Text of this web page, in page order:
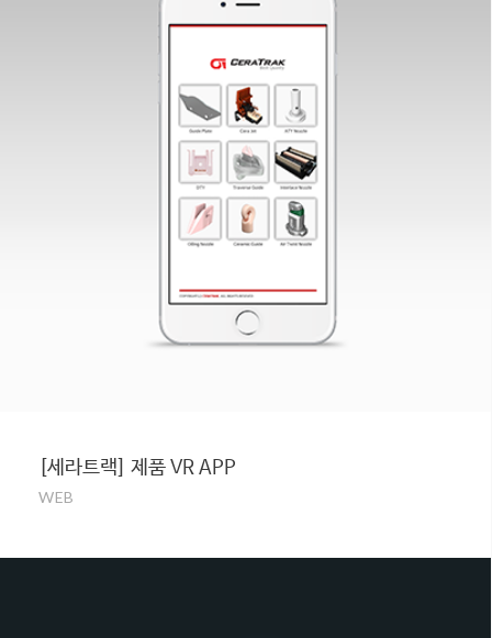
[세라트랙] 제품 VR APP
WEB